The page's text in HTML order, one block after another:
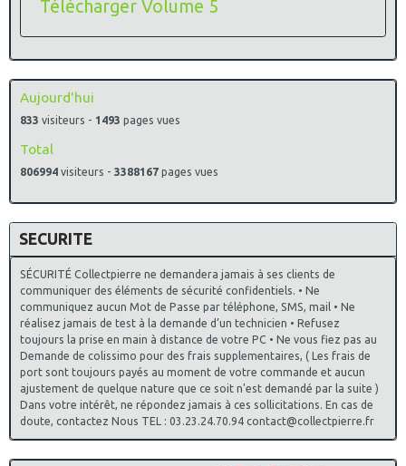
Télécharger Volume 5
Aujourd'hui
833 visiteurs - 1493 pages vues
Total
806994 visiteurs - 3388167 pages vues
SECURITE
SÉCURITÉ Collectpierre ne demandera jamais à ses clients de
communiquer des éléments de sécurité confidentiels. • Ne
communiquez aucun Mot de Passe par téléphone, SMS, mail • Ne
réalisez jamais de test à la demande d’un technicien • Refusez
toujours la prise en main à distance de votre PC • Ne vous fiez pas au
Demande de colissimo pour des frais supplementaires, ( Les frais de
port sont toujours payés au moment de votre commande et aucun
ajustement de quelque nature que ce soit n'est demandé par la suite )
Dans votre intérêt, ne répondez jamais à ces sollicitations. En cas de
doute, contactez Nous TEL : 03.23.24.70.94 contact@collectpierre.fr